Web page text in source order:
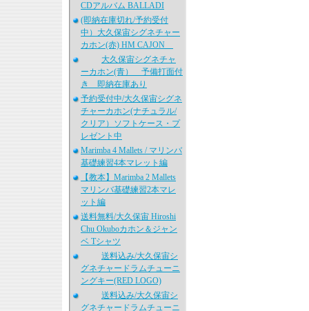
CDアルバム BALLADI
(即納在庫切れ/予約受付
中）大久保宙シグネチャー
カホン(赤) HM CAJON
大久保宙シグネチャ
ーカホン(青） 予備打面付
き 即納在庫あり
予約受付中/大久保宙シグネ
チャーカホン(ナチュラル/
クリア）ソフトケース・プ
レゼント中
Marimba 4 Mallets / マリンバ
基礎練習4本マレット編
【教本】Marimba 2 Mallets
マリンバ基礎練習2本マレ
ット編
送料無料/大久保宙 Hiroshi
Chu Okuboカホン＆ジャン
ベ Tシャツ
送料込み/大久保宙シ
グネチャードラムチューニ
ングキー(RED LOGO)
送料込み/大久保宙シ
グネチャードラムチューニ